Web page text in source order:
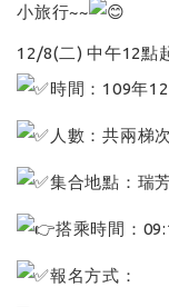
小旅行~~
12/8(二) 中午12點
時間：109年
人數：共兩梯
集合地點：瑞
搭乘時間：
報名方式：